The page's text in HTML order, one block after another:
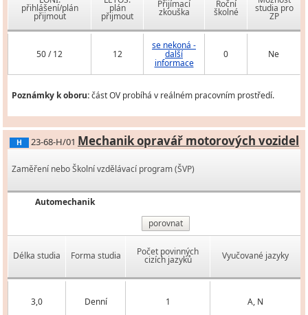
přihlášení/plán
přijmout
plán
přijmout
Přijímací
zkouška
Roční
školné studia pro
ZP
50 / 12 12
se nekoná -
další
informace
0 Ne
Poznámky k oboru:část OV probíhá v reálném pracovním prostředí.
H 23-68-H/01 Mechanik opravář motorových vozidel
Zaměření nebo Školní vzdělávací program (ŠVP)
Automechanik
porovnat
Délka studia Forma studia Počet povinných
cizích jazyků Vyučované jazyky
3,0 Denní 1 A, N